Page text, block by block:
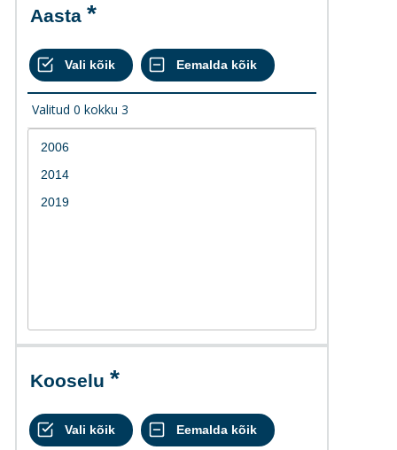
Aasta
Valitud 0 kokku 3
Kooselu